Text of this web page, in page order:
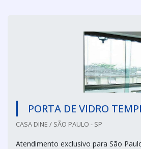
PORTA DE VIDRO
CASA DINE / SÃO PAULO - SP
Atendimento exclusivo para São